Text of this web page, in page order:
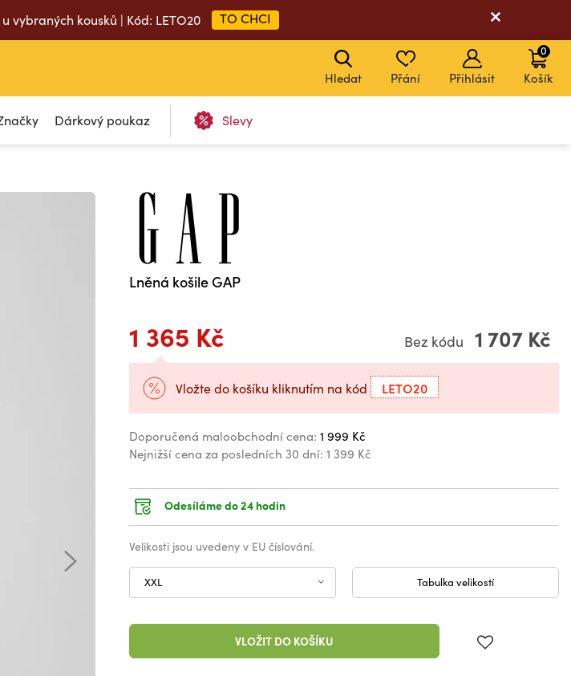
vybraných kousků | Kód: LETO20 TO CHCI
Dárkový poukaz Slevy
Hledat Přání Přihlásit Košík
0
Lněná košile GAP
1 365 Kč Bez kódu 1 707 Kč
Vložte do košíku kliknutím na kód LETO20
Doporučená maloobchodní cena: 1 999 Kč
Nejnižší cena za posledních 30 dní: 1 399 Kč
Odesíláme do 24 hodin
Velikosti jsou uvedeny v EU číslování.
XXL Tabulka velikostí
VLOŽIT DO KOŠÍKU